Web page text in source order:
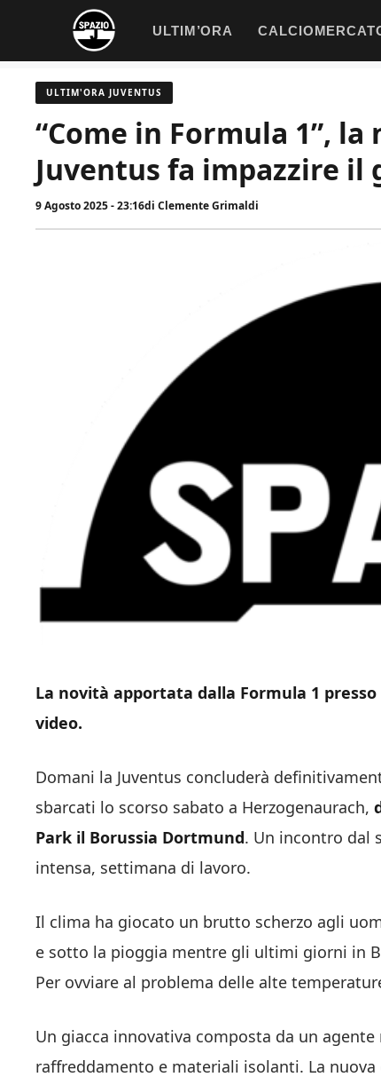
contenuto
ULTIM’ORA
ULTIM'ORA JUVENTUS
“Come in Formula 1”,
Juventus fa impazzire il
9 Agosto 2025 - 23:16di Clemente Grimaldi
La novità apportata dalla Formula 1
video.
Domani la Juventus concluderà
sbarcati lo scorso sabato a Herzogenaurach,
Park il Borussia Dortmund. Un incontro dal
intensa, settimana di lavoro.
Il clima ha giocato un brutto scherzo agli
e sotto la pioggia mentre gli ultimi giorni in
Per ovviare al problema delle alte
Un giacca innovativa composta da un
raffreddamento e materiali isolanti. La